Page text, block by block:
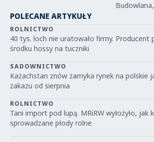
POLECANE ARTYKUŁY
ROLNICTWO
40 tys. loch nie uratowało firmy. Producent
środku hossy na tuczniki
SADOWNICTWO
Kazachstan znów zamyka rynek na polskie
zakazu od sierpnia
ROLNICTWO
Tani import pod lupą. MRiRW wyłożyło, jak
sprowadzane płody rolne